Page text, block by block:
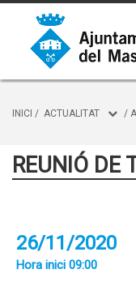
INICI / ACTUALITAT /
REUNIÓ DE
26/11/2020
Hora inici 09:00